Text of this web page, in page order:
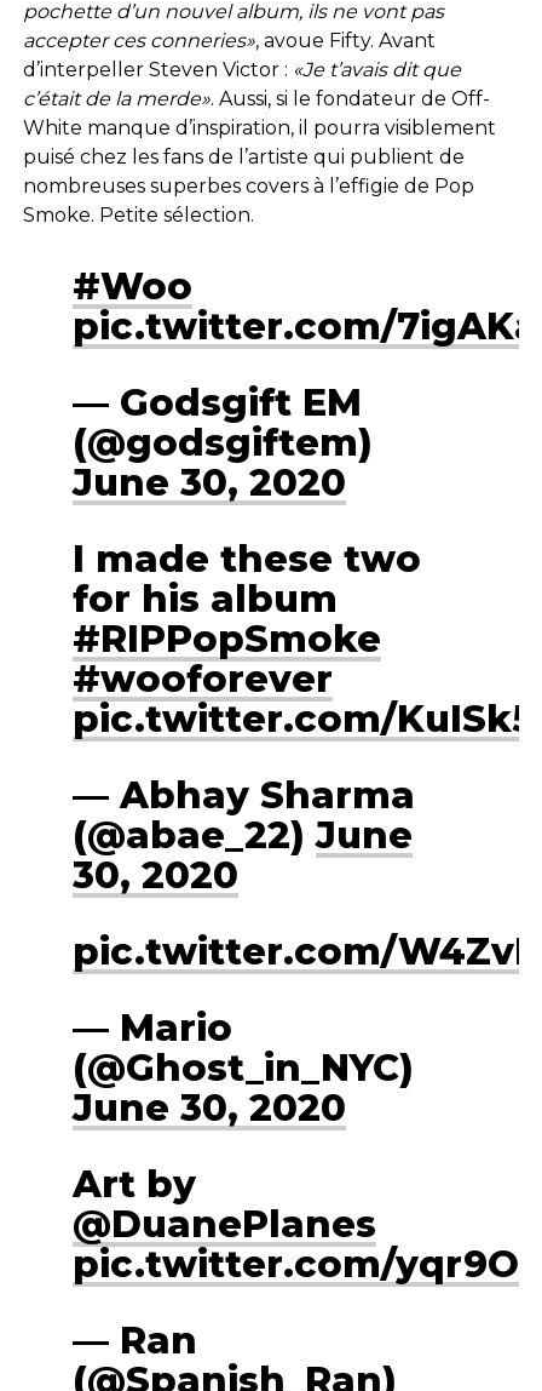
pochette d’un nouvel album, ils ne vont pas
accepter ces conneries», avoue Fifty. Avant
d’interpeller Steven Victor : «Je t’avais dit que
c’était de la merde». Aussi, si le fondateur de Off-
White manque d’inspiration, il pourra visiblement
puisé chez les fans de l’artiste qui publient de
nombreuses superbes covers à l’effigie de Pop
Smoke. Petite sélection.
#Woo
pic.twitter.com/
— Godsgift EM
(@godsgiftem)
June 30, 2020
I made these two
for his album️
#RIPPopSmoke
#wooforever
pic.twitter.com/
— Abhay Sharma
(@abae_22)June
30, 2020
pic.twitter.com/
— Mario
(@Ghost_in_NYC)
June 30, 2020
Art by
@DuanePlanes
pic.twitter.com/
— Ran
(@Spanish_Ran)